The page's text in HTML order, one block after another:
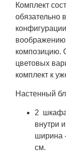
Комплект
обязательно
воображению
композицию.
цветовых
комплект к
Настенный
2
внутри
ширина
см.